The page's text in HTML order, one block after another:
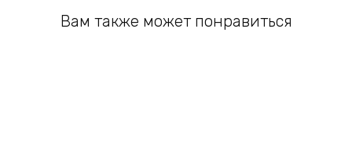
Вам также может понравиться